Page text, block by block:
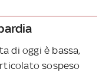
di oggi è bassa,
sospeso